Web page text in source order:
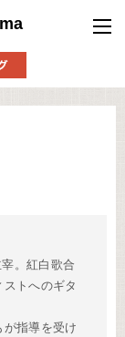
。紅白歌合
トへのギタ
指導を受け